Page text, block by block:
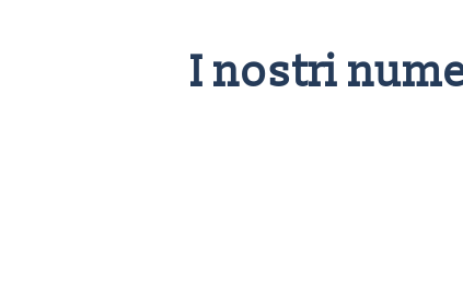
I nostri